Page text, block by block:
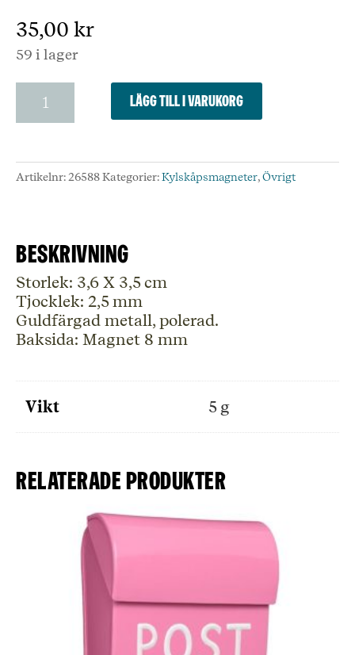
35,00 kr
59 i lager
med
krona
Kylskåpsmagnet
mängd
Lägg till i varukorg
Artikelnr: 26588Kategorier:Kylskåpsmagneter,Övrigt
Beskrivning
Storlek: 3,6 X 3,5 cm
Tjocklek: 2,5 mm
Guldfärgad metall, polerad.
Baksida: Magnet 8 mm
Vikt 5 g
Relaterade produkter